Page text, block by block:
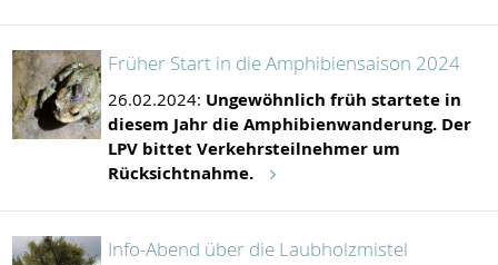
Früher Start in die Amphibiensaison 2024
26.02.2024: Ungewöhnlich früh startete in
diesem Jahr die Amphibienwanderung. Der
LPV bittet Verkehrsteilnehmer um
Rücksichtnahme.
Info-Abend über die Laubholzmistel